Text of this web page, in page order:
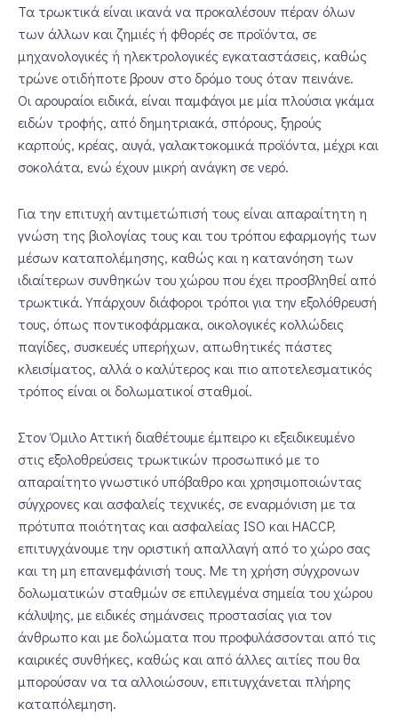
Τα τρωκτικά είναι ικανά να προκαλέσουν πέραν όλων
των άλλων και ζημιές ή φθορές σε προϊόντα, σε
μηχανολογικές ή ηλεκτρολογικές εγκαταστάσεις, καθώς
τρώνε οτιδήποτε βρουν στο δρόμο τους όταν πεινάνε.
Οι αρουραίοι ειδικά, είναι παμφάγοι με μία πλούσια γκάμα
ειδών τροφής, από δημητριακά, σπόρους, ξηρούς
καρπούς, κρέας, αυγά, γαλακτοκομικά προϊόντα, μέχρι και
σοκολάτα, ενώ έχουν μικρή ανάγκη σε νερό.
Για την επιτυχή αντιμετώπισή τους είναι απαραίτητη η
γνώση της βιολογίας τους και του τρόπου εφαρμογής των
μέσων καταπολέμησης, καθώς και η κατανόηση των
ιδιαίτερων συνθηκών του χώρου που έχει προσβληθεί από
τρωκτικά. Υπάρχουν διάφοροι τρόποι για την εξολόθρευσή
τους, όπως ποντικοφάρμακα, οικολογικές κολλώδεις
παγίδες, συσκευές υπερήχων, απωθητικές πάστες
κλεισίματος, αλλά ο καλύτερος και πιο αποτελεσματικός
τρόπος είναι οι δολωματικοί σταθμοί.
Στον Όμιλο Αττική διαθέτουμε έμπειρο κι εξειδικευμένο
στις εξολοθρεύσεις τρωκτικών προσωπικό με το
απαραίτητο γνωστικό υπόβαθρο και χρησιμοποιώντας
σύγχρονες και ασφαλείς τεχνικές, σε εναρμόνιση με τα
πρότυπα ποιότητας και ασφαλείας ISO και HACCP,
επιτυγχάνουμε την οριστική απαλλαγή από το χώρο σας
και τη μη επανεμφάνισή τους. Με τη χρήση σύγχρονων
δολωματικών σταθμών σε επιλεγμένα σημεία του χώρου
κάλυψης, με ειδικές σημάνσεις προστασίας για τον
άνθρωπο και με δολώματα που προφυλάσσονται από τις
καιρικές συνθήκες, καθώς και από άλλες αιτίες που θα
μπορούσαν να τα αλλοιώσουν, επιτυγχάνεται πλήρης
καταπόλεμηση.